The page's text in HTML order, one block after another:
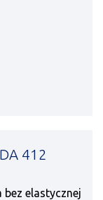
412
bez elastycznej